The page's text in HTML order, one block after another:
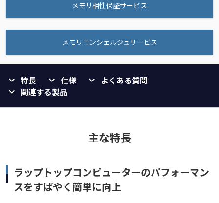
メモリ相性保証サービス
メモリコンシェルジュサービス
特長 仕様
よくある質問
関連する製品
主な特長
ラップトップコンピューターのパフォーマン
スをすばやく簡単に向上